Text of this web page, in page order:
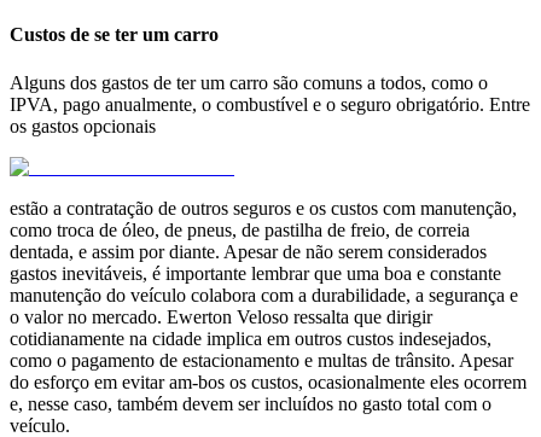
Custos de se ter um carro
Alguns dos gastos de ter um carro são comuns a todos, como o
IPVA, pago anualmente, o combustível e o seguro obrigatório. Entre
os gastos opcionais
estão a contratação de outros seguros e os custos com manutenção,
como troca de óleo, de pneus, de pastilha de freio, de correia
dentada, e assim por diante. Apesar de não serem considerados
gastos inevitáveis, é importante lembrar que uma boa e constante
manutenção do veículo colabora com a durabilidade, a segurança e
o valor no mercado. Ewerton Veloso ressalta que dirigir
cotidianamente na cidade implica em outros custos indesejados,
como o pagamento de estacionamento e multas de trânsito. Apesar
do esforço em evitar am-bos os custos, ocasionalmente eles ocorrem
e, nesse caso, também devem ser incluídos no gasto total com o
veículo.